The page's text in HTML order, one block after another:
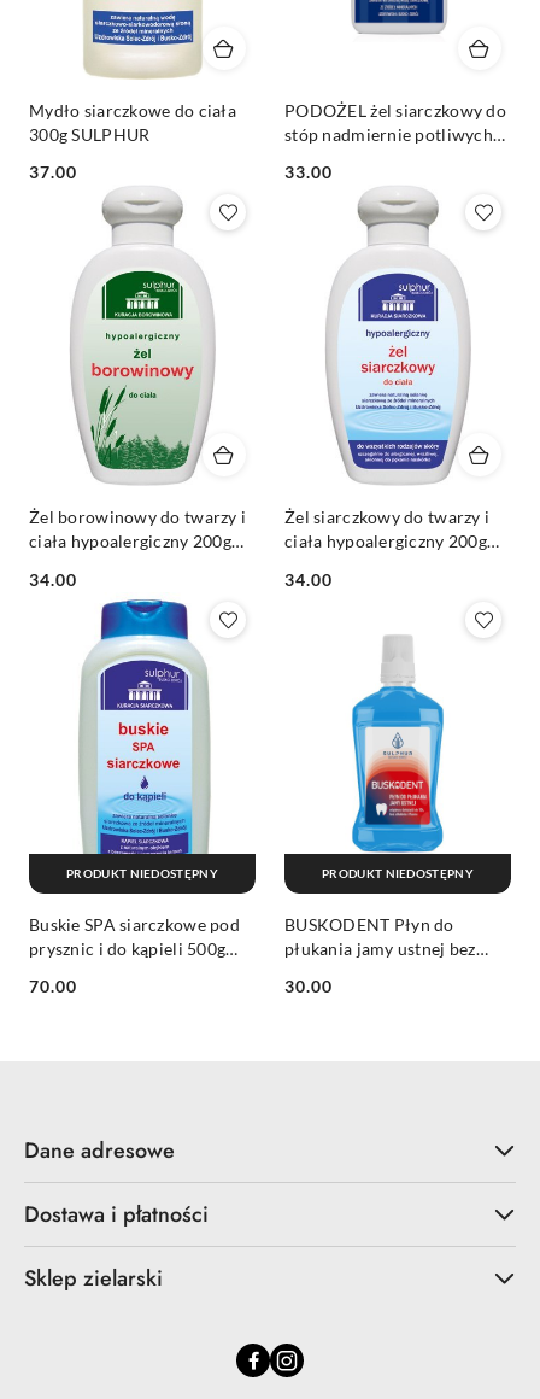
Mydło siarczkowe do ciała
300g SULPHUR
Cena:
37.00
PODOŻEL żel siarczkowy do
stóp nadmiernie potliwych
Cena:
33.00
Żel borowinowy do twarzy i
ciała hypoalergiczny 200g
Cena:
34.00
Żel siarczkowy do twarzy i
ciała hypoalergiczny 200g
Cena:
34.00
Buskie SPA siarczkowe pod
prysznic i do kąpieli 500g
Cena:
70.00
PRODUKT NIEDOSTĘPNY
BUSKODENT Płyn do
płukania jamy ustnej bez
SULPHUR
Cena:
30.00
PRODUKT NIEDOSTĘPNY
Dane adresowe
Dostawa i płatności
Sklep zielarski